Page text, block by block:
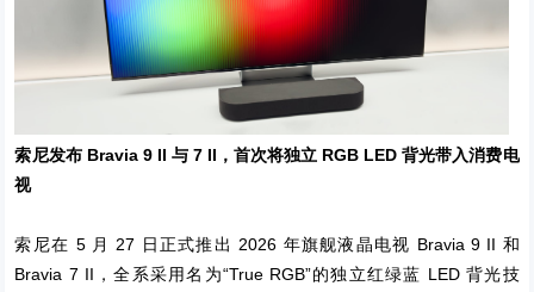
索尼发布 Bravia 9 II 与 7 II，首次将独立 RGB LED 背光带入消费电
视
索尼在 5 月 27 日正式推出 2026 年旗舰液晶电视 Bravia 9 II 和
Bravia 7 II，全系采用名为“True RGB”的独立红绿蓝 LED 背光技